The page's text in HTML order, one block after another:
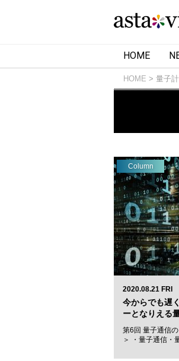
HOME
HOME 量子
Column
2020.08.21 FRI
今からでも遅
ーとなりえる
第6回 量子通信
＞ ・量子通信・